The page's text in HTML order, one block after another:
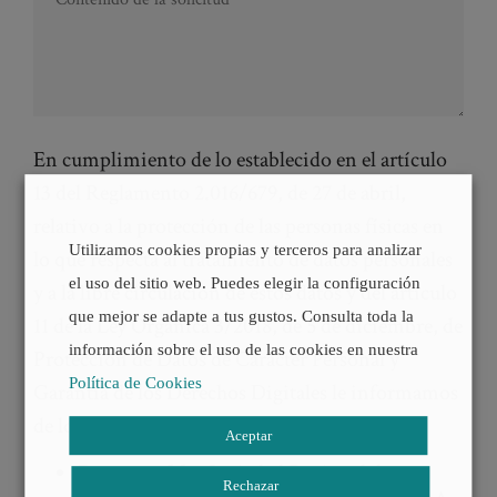
En cumplimiento de lo establecido en el artículo
lo que respecta al tratamiento de datos personales
y a la libre circulación de estos datos y del artículo
11 de la Ley Orgánica 3/2018, de 5 de diciembre, de
Protección de Datos de Carácter Personal y
Garantía de los Derechos Digitales le informamos
de los siguientes extremos:
Responsable.Sociedad Regional de
Utilizamos cookies propias y terceros para analizar
el uso del sitio web. Puedes elegir la configuración
que mejor se adapte a tus gustos. Consulta toda la
información sobre el uso de las cookies en nuestra
Política de Cookies
Aceptar
Rechazar